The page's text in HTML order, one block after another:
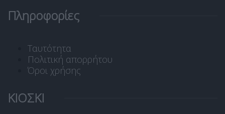
Πληροφορίες
Ταυτότητα
Πολιτική απορρήτου
Όροι χρήσης
ΚΙΟΣΚΙ